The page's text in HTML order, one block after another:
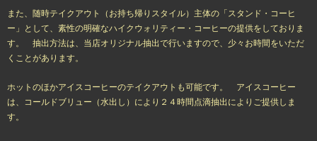
また、随時テイクアウト（お持ち帰りスタイル）主体の「スタンド・コーヒ
ー」として、素性の明確なハイクウォリティー・コーヒーの提供をしておりま
す。 抽出方法は、当店オリジナル抽出で行いますので、少々お時間をいただ
くことがあります。
ホットのほかアイスコーヒーのテイクアウトも可能です。 アイスコーヒー
は、コールドブリュー（水出し）により２４時間点滴抽出によりご提供しま
す。